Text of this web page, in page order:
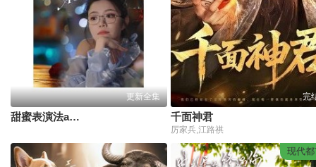
更新全集
甜蜜表演法action
完
千面神君
厉家兵,江路祺
现代